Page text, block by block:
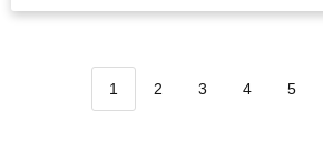
1 2 3 4 5